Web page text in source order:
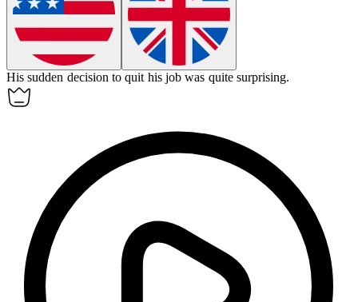
His sudden decision to quit his job was quite surprising.